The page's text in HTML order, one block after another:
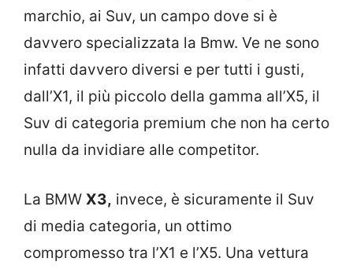
marchio, ai Suv, un campo dove si è
davvero specializzata la Bmw. Ve ne sono
infatti davvero diversi e per tutti i gusti,
dall’X1, il più piccolo della gamma all’X5, il
Suv di categoria premium che non ha certo
nulla da invidiare alle competitor.
La BMW X3, invece, è sicuramente il Suv
di media categoria, un ottimo
compromesso tra l’X1 e l’X5. Una vettura